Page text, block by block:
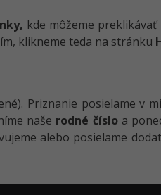
kde môžeme
klikneme teda na stránku
Priznanie posielame v
naše rodné čísloa
alebo posielame